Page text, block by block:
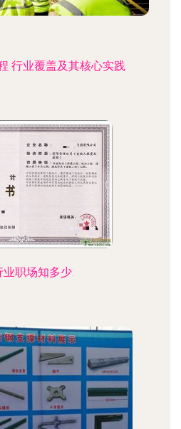
行业覆盖及其核心实践
业职场知多少: